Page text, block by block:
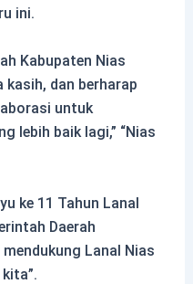
ini.
Kabupaten Nias
dan berharap
untuk
lebih baik lagi,” “Nias
ke 11 Tahun Lanal
Daerah
Lanal Nias